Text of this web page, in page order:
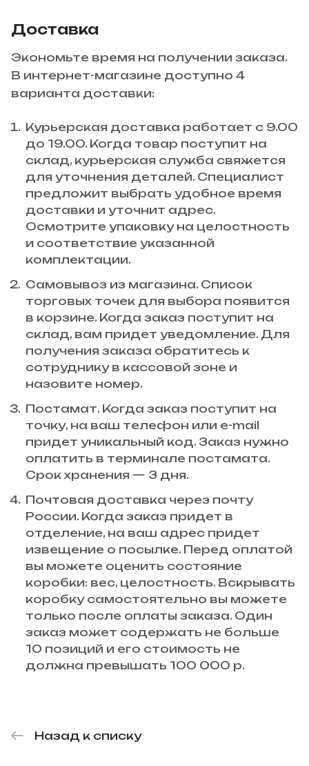
Доставка
Экономьте время на получении заказа.
В интернет-магазине доступно 4
варианта доставки:
Курьерская доставка работает с 9.00
до 19.00. Когда товар поступит на
склад, курьерская служба свяжется
для уточнения деталей. Специалист
предложит выбрать удобное время
доставки и уточнит адрес.
Осмотрите упаковку на целостность
и соответствие указанной
комплектации.
Самовывоз из магазина. Список
торговых точек для выбора появится
в корзине. Когда заказ поступит на
склад, вам придет уведомление. Для
получения заказа обратитесь к
сотруднику в кассовой зоне и
назовите номер.
Постамат. Когда заказ поступит на
точку, на ваш телефон или e-mail
придет уникальный код. Заказ нужно
оплатить в терминале постамата.
Срок хранения — 3 дня.
Почтовая доставка через почту
России. Когда заказ придет в
отделение, на ваш адрес придет
извещение о посылке. Перед оплатой
вы можете оценить состояние
коробки: вес, целостность. Вскрывать
коробку самостоятельно вы можете
только после оплаты заказа. Один
заказ может содержать не больше
10 позиций и его стоимость не
должна превышать 100 000 р.
Назад к списку